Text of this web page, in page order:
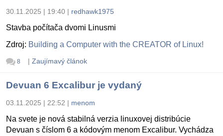
30.11.2025 | 19:40 | redhawk1975
Stavba počítača dvomi Linusmi
Zdroj: Building a Computer with the CREATOR of Linux!
8 | Zaujímavý článok
Devuan 6 Excalibur je vydaný
03.11.2025 | 22:52 | menom
Na svete je nová stabilná verzia linuxovej distribúcie
Devuan s číslom 6 a kódovým menom Excalibur. Vychádza